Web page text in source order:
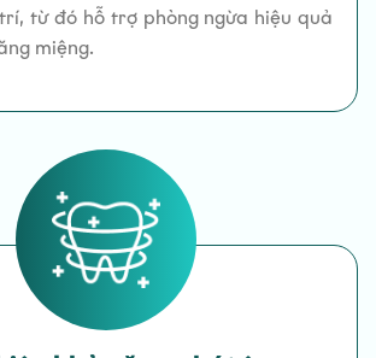
từ đó hỗ trợ phòng ngừa hiệu quả
miệng.